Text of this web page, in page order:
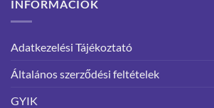
INFORMÁCIÓK
Adatkezelési Tájékoztató
Általános szerződési feltételek
GYIK